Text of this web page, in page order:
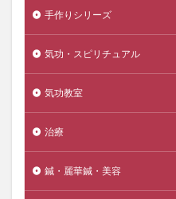
手作りシリーズ
気功・スピリチュアル
気功教室
治療
鍼・麗華鍼・美容